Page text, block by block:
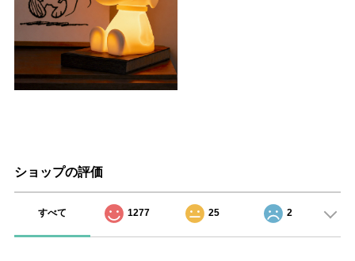
ショップの評価
すべて 1277 25 2